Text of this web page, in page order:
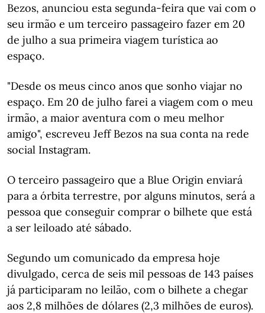
Bezos, anunciou esta segunda-feira que vai com o
seu irmão e um terceiro passageiro fazer em 20
de julho a sua primeira viagem turística ao
espaço.
"Desde os meus cinco anos que sonho viajar no
espaço. Em 20 de julho farei a viagem com o meu
irmão, a maior aventura com o meu melhor
amigo", escreveu Jeff Bezos na sua conta na rede
social Instagram.
O terceiro passageiro que a Blue Origin enviará
para a órbita terrestre, por alguns minutos, será a
pessoa que conseguir comprar o bilhete que está
a ser leiloado até sábado.
Segundo um comunicado da empresa hoje
divulgado, cerca de seis mil pessoas de 143 países
já participaram no leilão, com o bilhete a chegar
aos 2,8 milhões de dólares (2,3 milhões de euros).